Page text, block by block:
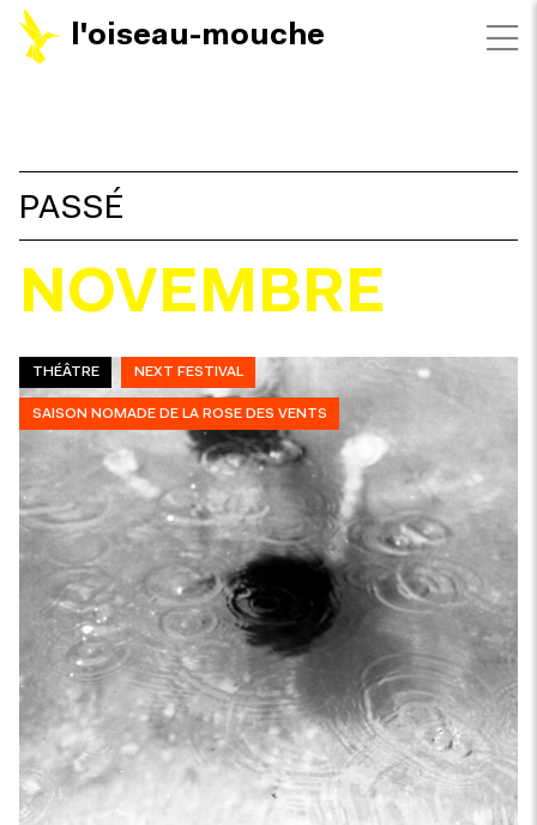
l'oiseau-mouche
FILTRES
PASSÉ
NOVEMBRE
THÉÂTRE NEXT FESTIVAL
SAISON NOMADE DE LA ROSE DES VENTS